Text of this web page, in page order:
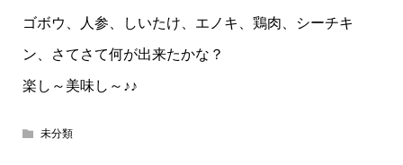
ゴボウ、人参、しいたけ、エノキ、鶏肉、シーチキ
ン、さてさて何が出来たかな？
楽し～美味し～♪♪
未分類